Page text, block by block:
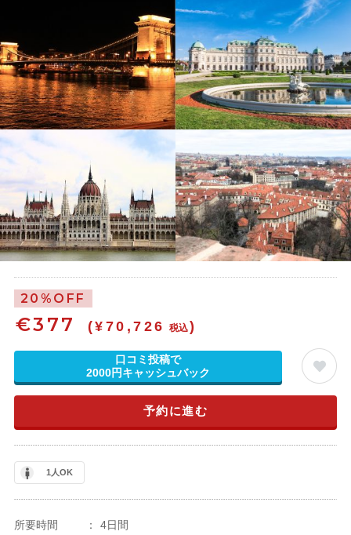
20%OFF
€377 (¥70,726 税込)
口コミ投稿で
2000円キャッシュバック
予約に進む
1人OK
所要時間 ：
4日間